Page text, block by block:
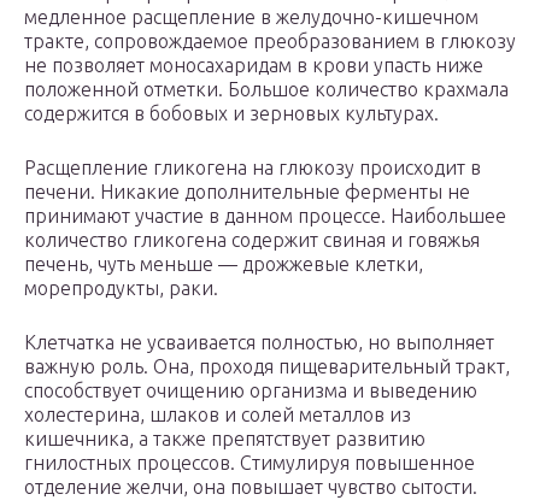
медленное расщепление в желудочно-кишечном
тракте, сопровождаемое преобразованием в глюкозу
не позволяет моносахаридам в крови упасть ниже
положенной отметки. Большое количество крахмала
содержится в бобовых и зерновых культурах.
Расщепление гликогена на глюкозу происходит в
печени. Никакие дополнительные ферменты не
принимают участие в данном процессе. Наибольшее
количество гликогена содержит свиная и говяжья
печень, чуть меньше — дрожжевые клетки,
морепродукты, раки.
Клетчатка не усваивается полностью, но выполняет
важную роль. Она, проходя пищеварительный тракт,
способствует очищению организма и выведению
холестерина, шлаков и солей металлов из
кишечника, а также препятствует развитию
гнилостных процессов. Стимулируя повышенное
отделение желчи, она повышает чувство сытости.